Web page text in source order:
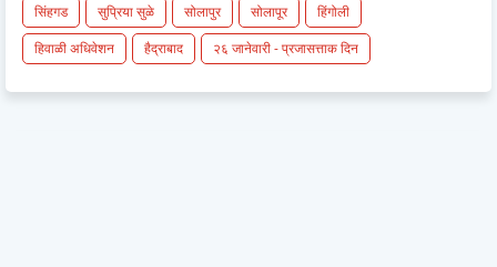
सिंहगड
सुप्रिया सुळे सोलापुर सोलापूर
हिंगोली
हिवाळी अधिवेशन
हैद्राबाद २६ जानेवारी - प्रजासत्ताक दिन